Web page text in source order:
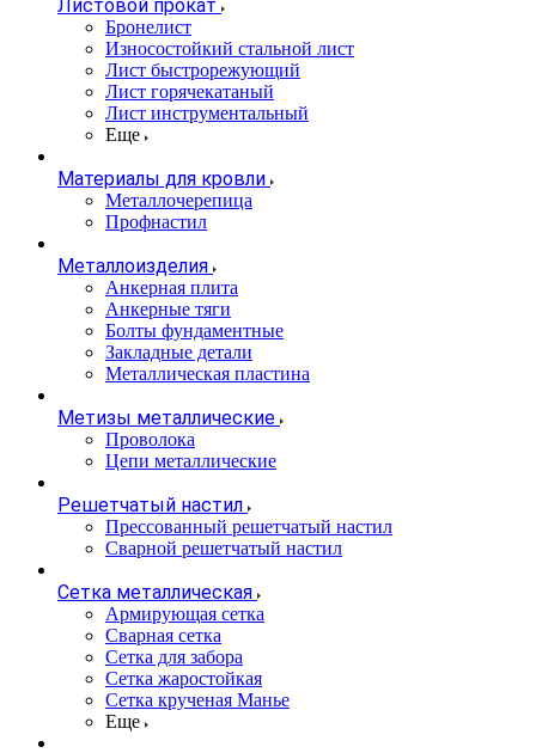
Листовой прокат
Бронелист
Износостойкий стальной лист
Лист быстрорежующий
Лист горячекатаный
Лист инструментальный
Еще
Материалы для кровли
Металлочерепица
Профнастил
Металлоизделия
Анкерная плита
Анкерные тяги
Болты фундаментные
Закладные детали
Металлическая пластина
Метизы металлические
Проволока
Цепи металлические
Решетчатый настил
Прессованный решетчатый настил
Сварной решетчатый настил
Сетка металлическая
Армирующая сетка
Сварная сетка
Сетка для забора
Сетка жаростойкая
Сетка крученая Манье
Еще